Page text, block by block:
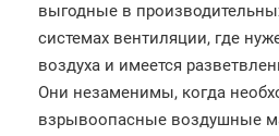
выгодные в
системах вентиляции, где
воздуха и имеется
Они незаменимы, когда
взрывоопасные воздушные